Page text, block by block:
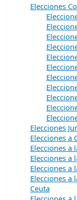
Elecciones
Elecciones
Elecciones a
Elecciones a
Elecciones a
Elecciones a
Elecciones a
Ceuta